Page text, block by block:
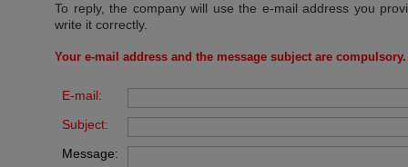
To reply, the company will use the e-mail address you
write it correctly.
Your e-mail address and the message subject are compulsory.
E-mail:
Subject:
Message: